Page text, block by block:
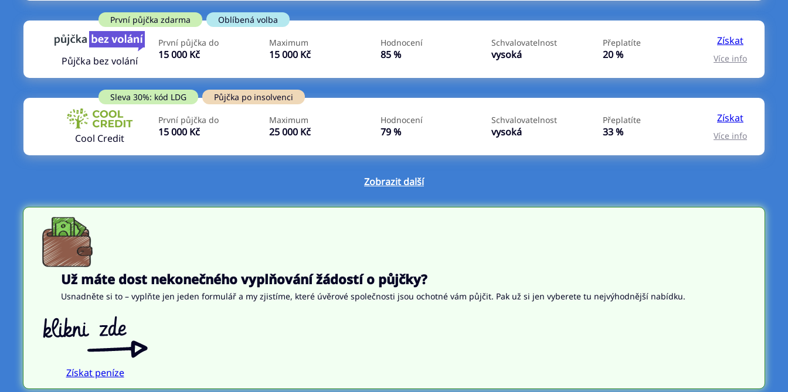
První půjčka zdarma Oblíbená volba
Půjčka bez volání
První půjčka do
15 000 Kč
Maximum
15 000 Kč
Hodnocení
85 %
Schvalovatelnost
vysoká
Přeplatíte
20 %
Získat
Více info
Sleva 30%: kód LDG Půjčka po insolvenci
Cool Credit
První půjčka do
15 000 Kč
Maximum
25 000 Kč
Hodnocení
79 %
Schvalovatelnost
vysoká
Přeplatíte
33 %
Získat
Více info
Zobrazit další
Už máte dost nekonečného vyplňování žádostí o půjčky?
Usnadněte si to – vyplňte jen jeden formulář a my zjistíme, které úvěrové společnosti jsou ochotné vám půjčit. Pak už si jen vyberete tu nejvýhodnější nabídku.
Získat peníze